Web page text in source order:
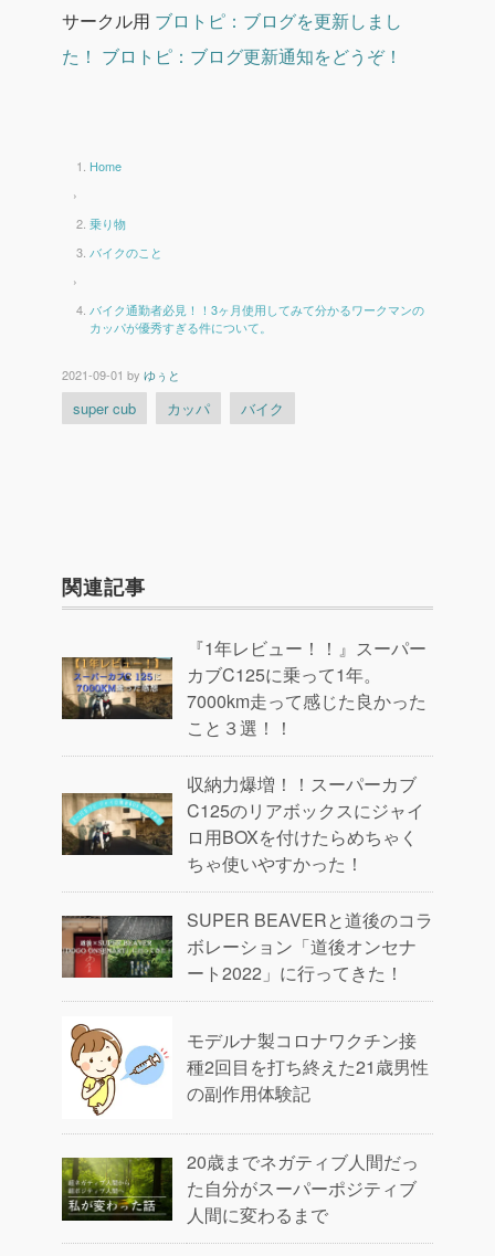
サークル用 ブロトピ：ブログを更新しまし
た！ ブロトピ：ブログ更新通知をどうぞ！
Home
›
乗り物
バイクのこと
›
バイク通勤者必見！！3ヶ月使用してみて分かるワークマンの
カッパが優秀すぎる件について。
2021-09-01 by ゆぅと
super cub カッパ バイク
関連記事
『1年レビュー！！』スーパー
カブC125に乗って1年。
7000km走って感じた良かった
こと３選！！
収納力爆増！！スーパーカブ
C125のリアボックスにジャイ
ロ用BOXを付けたらめちゃく
ちゃ使いやすかった！
SUPER BEAVERと道後のコラ
ボレーション「道後オンセナ
ート2022」に行ってきた！
モデルナ製コロナワクチン接
種2回目を打ち終えた21歳男性
の副作用体験記
20歳までネガティブ人間だっ
た自分がスーパーポジティブ
人間に変わるまで